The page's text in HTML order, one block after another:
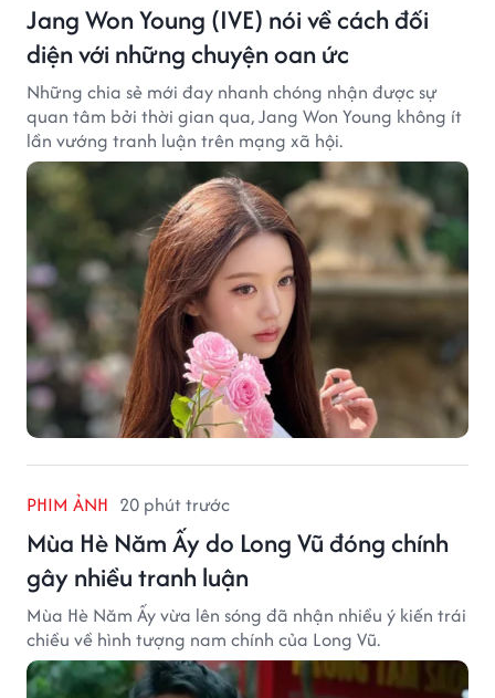
Jang Won Young (IVE) nói về cách đối
diện với những chuyện oan ức
Những chia sẻ mới đay nhanh chóng nhận được sự
quan tâm bởi thời gian qua, Jang Won Young không ít
lần vướng tranh luận trên mạng xã hội.
PHIM ẢNH 20 phút trước
Mùa Hè Năm Ấy do Long Vũ đóng chính
gây nhiều tranh luận
Mùa Hè Năm Ấy vừa lên sóng đã nhận nhiều ý kiến trái
chiều về hình tượng nam chính của Long Vũ.